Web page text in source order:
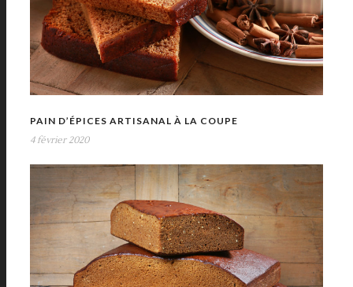
PAIN D’ÉPICES ARTISANAL À LA COUPE
4 février 2020